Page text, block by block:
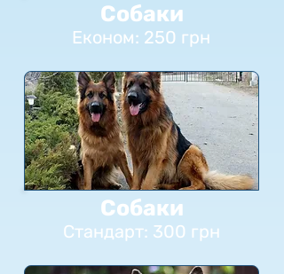
Собаки
Економ: 250 грн
Собаки
Стандарт: 300 грн